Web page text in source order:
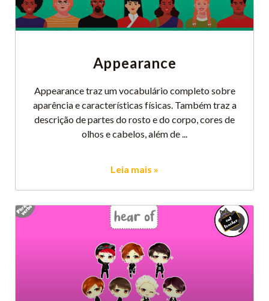
Appearance
Appearance traz um vocabulário completo sobre
aparência e características físicas. Também traz a
descrição de partes do rosto e do corpo, cores de
olhos e cabelos, além de
Leia mais »